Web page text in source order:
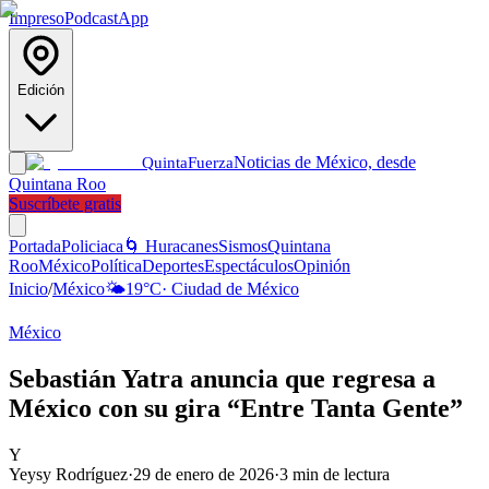
ImpresoPodcastApp
Edición
QuintaFuerzaNoticias de México, desde
Quintana Roo
Suscríbete gratis
PortadaPoliciaca 🌀 HuracanesSismosQuintana
RooMéxicoPolíticaDeportesEspectáculosOpinión
Inicio/México🌤️19°C· Ciudad de México
México
Sebastián Yatra anuncia que regresa a
México con su gira “Entre Tanta Gente”
Y
Yeysy Rodríguez·29 de enero de 2026·3 min de lectura